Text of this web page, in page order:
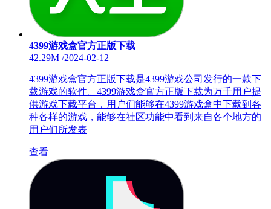
4399游戏盒官方正版下载
42.29M /2024-02-12
4399游戏盒官方正版下载是4399游戏公司发行的一款下
载游戏的软件。4399游戏盒官方正版下载为万千用户提
供游戏下载平台，用户们能够在4399游戏盒中下载到各
种各样的游戏，能够在社区功能中看到来自各个地方的
用户们所发表
查看